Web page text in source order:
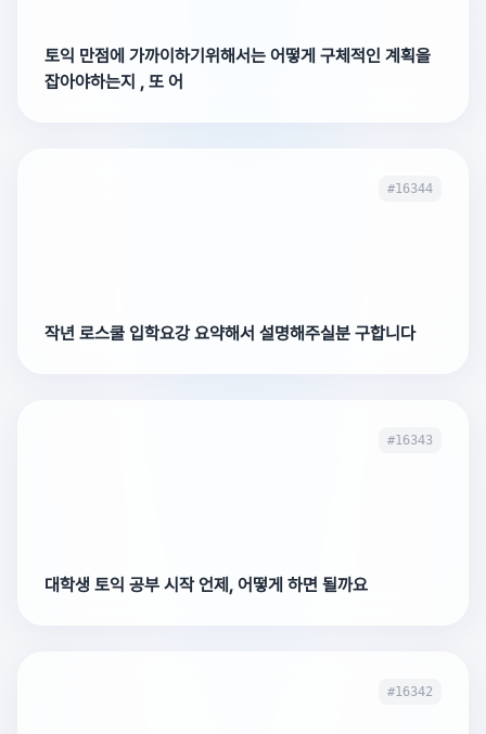
토익 만점에 가까이하기위해서는 어떻게 구체적인 계획을
잡아야하는지 , 또 어
#16344
작년 로스쿨 입학요강 요약해서 설명해주실분 구합니다
#16343
대학생 토익 공부 시작 언제, 어떻게 하면 될까요
#16342